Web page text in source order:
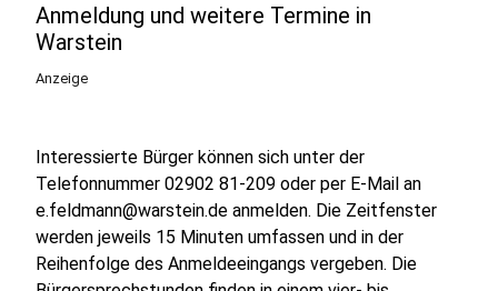
Anmeldung und weitere Termine in
Warstein
Anzeige
Interessierte Bürger können sich unter der
Telefonnummer 02902 81-209 oder per E-Mail an
e.feldmann@warstein.de anmelden. Die Zeitfenster
werden jeweils 15 Minuten umfassen und in der
Reihenfolge des Anmeldeeingangs vergeben. Die